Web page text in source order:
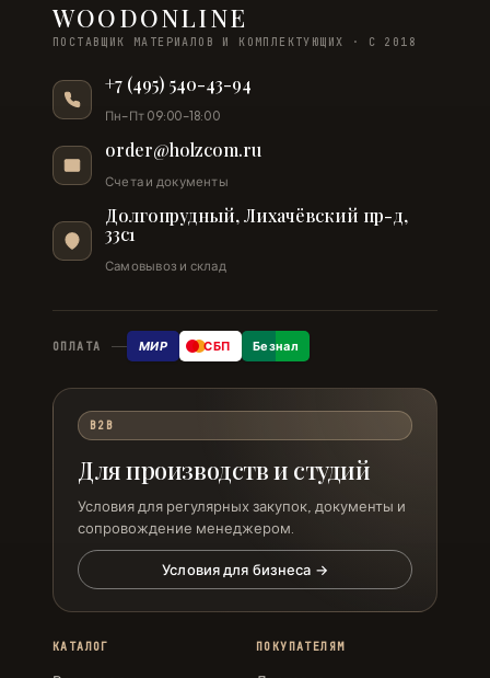
WOODONLINE
ПОСТАВЩИК МАТЕРИАЛОВ И КОМПЛЕКТУЮЩИХ · С 2018
+7 (495) 540-43-94
Пн–Пт 09:00–18:00
order@holzcom.ru
Счета и документы
Долгопрудный, Лихачёвский пр-д,
33с1
Самовывоз и склад
ОПЛАТА МИР СБП Безнал
B2B
Для производств и студий
Условия для регулярных закупок, документы и
сопровождение менеджером.
Условия для бизнеса →
КАТАЛОГ ПОКУПАТЕЛЯМ